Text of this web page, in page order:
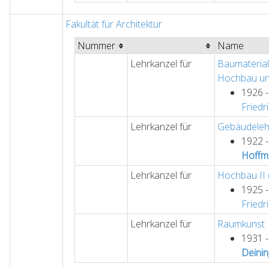
Fakultät für Architektur
Nummer
Name
Lehrkanzel für
Hochbau
1926
Lehrkanzel für
1922
Lehrkanzel für
Hochbau II
1925
Lehrkanzel für
Raumkunst
1931